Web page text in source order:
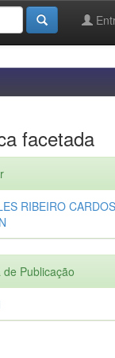
facetada
RIBEIRO
de Publicação